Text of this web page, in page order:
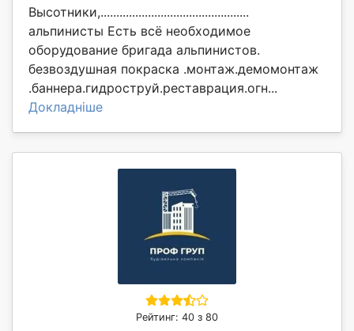
Высотники,...............................................
альпинисты Есть всё необходимое
оборудование бригада альпинистов.
безвоздушная покраска .монтаж.демомонтаж
.баннера.гидроструй.реставрация.огн...
Докладніше
Рейтинг: 40 з 80